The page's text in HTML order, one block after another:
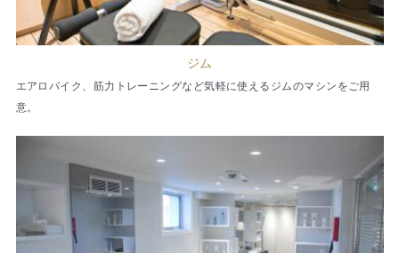
ジム
エアロバイク、筋力トレーニングなど気軽に使えるジムのマシンをご用
意。